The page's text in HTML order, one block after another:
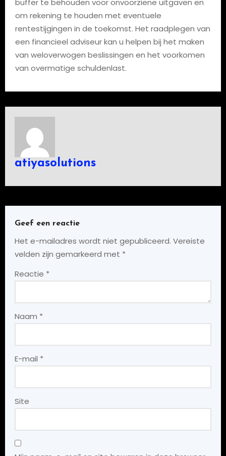
buffer te behouden voor onvoorziene uitgaven en
om rekening te houden met eventuele
rentestijgingen in de toekomst. Het raadplegen van
een financieel adviseur kan u helpen bij het maken
van weloverwogen beslissingen en het voorkomen
van overmatige schuldenlast.
atiyasolutions
Geef een reactie
Het e-mailadres wordt niet gepubliceerd. Vereiste
velden zijn gemarkeerd met *
Reactie *
Naam *
E-mail *
Site